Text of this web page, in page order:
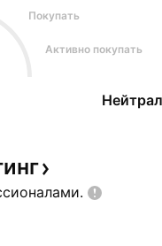
Покупать
Активно покупать